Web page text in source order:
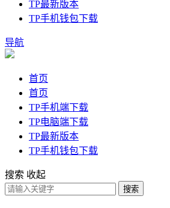
TP最新版本
TP手机钱包下载
导航
首页
首页
TP手机端下载
TP电脑端下载
TP最新版本
TP手机钱包下载
搜索 收起
搜索